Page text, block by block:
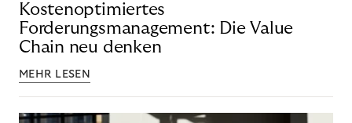
Kostenoptimiertes
Forderungsmanagement: Die Value
Chain neu denken
MEHR LESEN